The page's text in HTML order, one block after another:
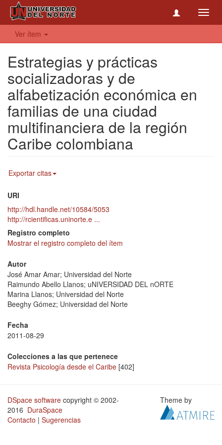
Ver ítem
Estrategias y prácticas
socializadoras y de
alfabetización económica en
familias de una ciudad
multifinanciera de la región
Caribe colombiana
Exportar citas
URI
http://hdl.handle.net/10584/5053
http://rcientificas.uninorte.e ...
Registro completo
Mostrar el registro completo del ítem
Autor
José Amar Amar; Universidad del Norte
Raimundo Abello Llanos; uNIVERSIDAD DEL nORTE
Marina Llanos; Universidad del Norte
Beeghy Gómez; Universidad del Norte
Fecha
2011-08-29
Colecciones a las que pertenece
Revista Psicología desde el Caribe [402]
DSpace software copyright © 2002-
2016 DuraSpace
Contacto | Sugerencias
Theme by